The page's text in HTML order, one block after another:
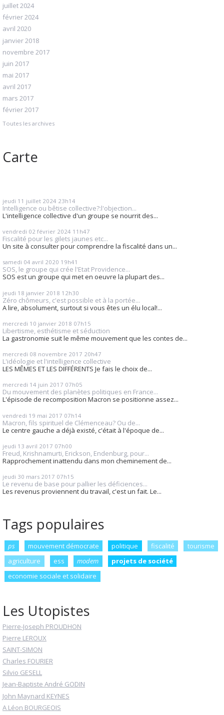
juillet 2024
février 2024
avril 2020
janvier 2018
novembre 2017
juin 2017
mai 2017
avril 2017
mars 2017
février 2017
Toutes les archives
Carte
jeudi 11 juillet 2024 23h14
Intelligence ou bêtise collective?:l'objection...
L'intelligence collective d'un groupe se nourrit des...
vendredi 02 février 2024 11h47
Fiscalité pour les gilets jaunes etc...
Un site à consulter pour comprendre la fiscalité dans un...
samedi 04 avril 2020 19h41
SOS, le groupe qui crée l'Etat Providence...
SOS est un groupe qui met en oeuvre la plupart des...
jeudi 18 janvier 2018 12h30
Zéro chômeurs, c'est possible et à la portée...
A lire, absolument, surtout si vous êtes un élu local!...
mercredi 10 janvier 2018 07h15
Libertisme, esthétisme et séduction
La gastronomie suit le même mouvement que les contes de...
mercredi 08 novembre 2017 20h47
L'idéologie et l'intelligence collective
LES MÊMES ET LES DIFFÉRENTS Je fais le choix de...
mercredi 14 juin 2017 07h05
Du mouvement des planètes politiques en France...
L'épisode de recomposition Macron se positionne assez...
vendredi 19 mai 2017 07h14
Macron, fils spirituel de Clémenceau? Ou de...
Le centre gauche a déjà existé, c'était à l'époque de...
jeudi 13 avril 2017 07h00
Freud, Krishnamurti, Erickson, Endenburg, pour...
Rapprochement inattendu dans mon cheminement de...
jeudi 30 mars 2017 07h15
Le revenu de base pour pallier les déficiences...
Les revenus proviennent du travail, c'est un fait. Le...
Tags populaires
ps mouvement démocrate politique fiscalité
tourisme
agriculture
ess modem
projets de société
economie sociale et solidaire
Les Utopistes
Pierre-Joseph PROUDHON
Pierre LEROUX
SAINT-SIMON
Charles FOURIER
Silvio GESELL
Jean-Baptiste André GODIN
John Maynard KEYNES
A Léon BOURGEOIS